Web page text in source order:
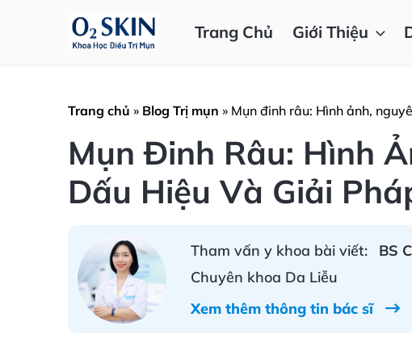
Trang Chủ Giới Thiệu
Trang chủ » Blog Trị mụn » Mụn đinh râu: Hình ảnh,
Mụn Đinh Râu: Hình
Dấu Hiệu Và Giải
Tham vấn y khoa bài viết:
BS
Chuyên khoa Da Liễu
Xem thêm thông tin bác sĩ